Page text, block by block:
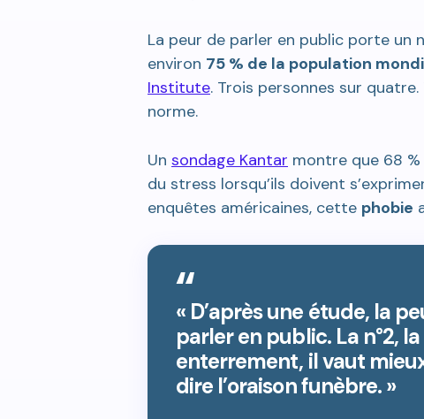
La peur de parler en public porte un
environ75 % de la population
Institute. Trois personnes sur quatre.
norme.
Unsondage Kantarmontre que 68 %
du stress lorsqu’ils doivent
enquêtes américaines, cettephobie
« D’après une étude, la
parler en public. La n°2,
enterrement, il vaut
dire l’oraison funèbre. »